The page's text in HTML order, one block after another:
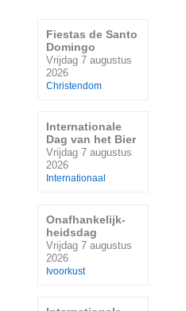
Fiestas de Santo
Domingo
Vrijdag 7 augustus
2026
Christendom
Internationale
Dag van het Bier
Vrijdag 7 augustus
2026
Internationaal
Onafhankelijk-
heidsdag
Vrijdag 7 augustus
2026
Ivoorkust